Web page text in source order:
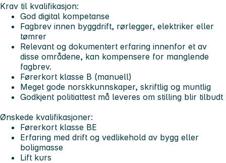
Krav til kvalifikasjon:
God digital kompetanse
Fagbrev innen byggdrift, rørlegger, elektriker eller
tømrer
Relevant og dokumentert erfaring innenfor et av
disse områdene, kan kompensere for manglende
fagbrev.
Førerkort klasse B (manuell)
Meget gode norskkunnskaper, skriftlig og muntlig
Godkjent politiattest må leveres om stilling blir tilbudt
Ønskede kvalifikasjoner:
Førerkort klasse BE
Erfaring med drift og vedlikehold av bygg eller
boligmasse
Lift kurs